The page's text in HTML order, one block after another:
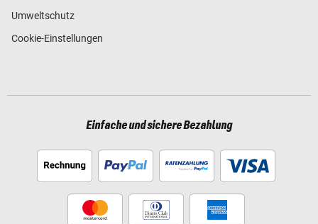
Umweltschutz
Cookie-Einstellungen
Einfache und sichere Bezahlung